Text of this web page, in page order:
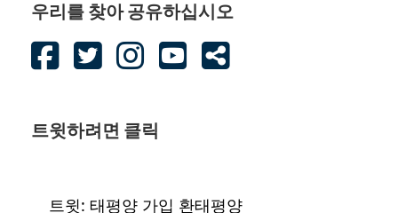
우리를 찾아 공유하십시오
트윗하려면 클릭
트윗: 태평양 가입 환태평양